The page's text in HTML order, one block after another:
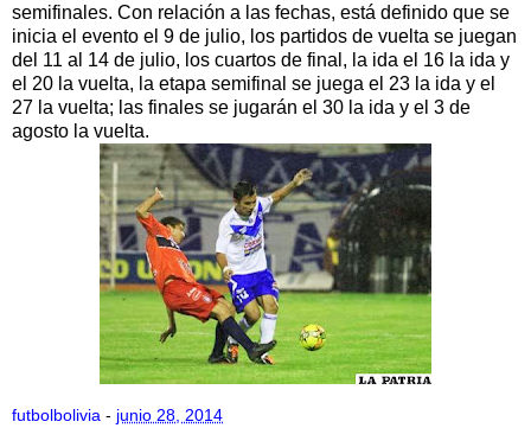
semifinales. Con relación a las fechas, está definido que se
inicia el evento el 9 de julio, los partidos de vuelta se juegan
del 11 al 14 de julio, los cuartos de final, la ida el 16 la ida y
el 20 la vuelta, la etapa semifinal se juega el 23 la ida y el
27 la vuelta; las finales se jugarán el 30 la ida y el 3 de
agosto la vuelta.
futbolbolivia - junio 28, 2014